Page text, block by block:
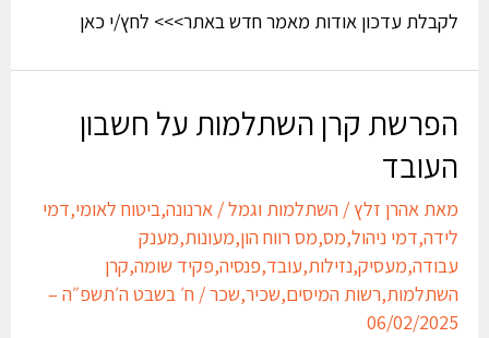
לקבלת עדכון אודות מאמר חדש באתר>>> לחץ/י כאן
הפרשת קרן השתלמות על חשבון
העובד
מאתאהרן זלץ/השתלמות וגמל/ארנונה,ביטוח לאומי,דמי
לידה,דמי ניהול,מס,מס רווח הון,מעונות,מענק
עבודה,מעסיק,נזילות,עובד,פנסיה,פקיד שומה,קרן
השתלמות,רשות המיסים,שכיר,שכר/ח׳ בשבט ה׳תשפ״ה –
06/02/2025